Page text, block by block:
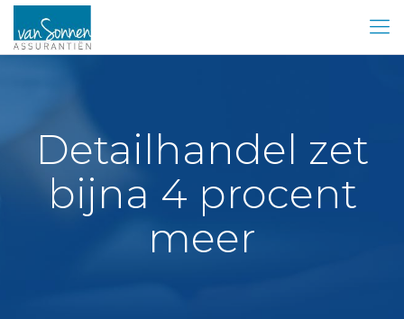
Detailhandel zet
bijna 4 procent
meer